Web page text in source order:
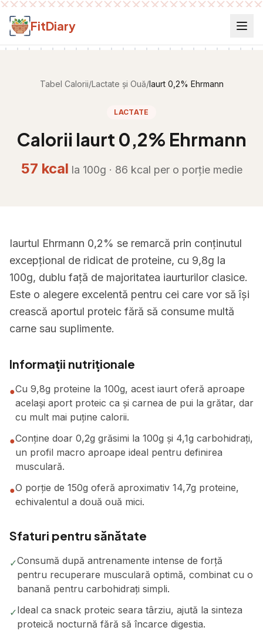
Salt la conținut
FitDiary
Tabel Calorii/Lactate și Ouă/Iaurt 0,2% Ehrmann
LACTATE
Calorii Iaurt 0,2% Ehrmann
57 kcal la 100g · 86 kcal per o porție medie
Iaurtul Ehrmann 0,2% se remarcă prin conținutul
excepțional de ridicat de proteine, cu 9,8g la
100g, dublu față de majoritatea iaurturilor clasice.
Este o alegere excelentă pentru cei care vor să își
crească aportul proteic fără să consume multă
carne sau suplimente.
Informații nutriționale
●Cu 9,8g proteine la 100g, acest iaurt oferă aproape
același aport proteic ca și carnea de pui la grătar, dar
cu mult mai puține calorii.
●Conține doar 0,2g grăsimi la 100g și 4,1g carbohidrați,
un profil macro aproape ideal pentru definirea
musculară.
●O porție de 150g oferă aproximativ 14,7g proteine,
echivalentul a două ouă mici.
Sfaturi pentru sănătate
✓Consumă după antrenamente intense de forță
pentru recuperare musculară optimă, combinat cu o
banană pentru carbohidrați simpli.
✓Ideal ca snack proteic seara târziu, ajută la sinteza
proteică nocturnă fără să încarce digestia.